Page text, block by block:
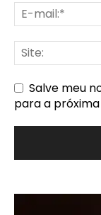
Salve meu
para a